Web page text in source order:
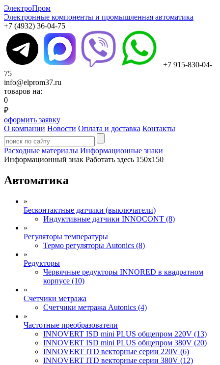
ЭлектроПром
Электронные компоненты и промышленная автоматика
+7 (4932) 36-04-75
+7 915-830-04-
75
info@elprom37.ru
товаров на:
0
₽
оформить заявку
О компании Новости Оплата и доставка Контакты
Расходные материалы Информационные знаки
Информационный знак Работать здесь 150х150
Автоматика
»
Бесконтактные датчики (выключатели)
Индуктивные датчики INNOCONT (8)
»
Регуляторы температуры
Термо регуляторы Autonics (8)
»
Редукторы
Червячные редукторы INNORED в квадратном
корпусе (10)
»
Счетчики метража
Счетчики метража Autonics (4)
»
Частотные преобразователи
INNOVERT ISD mini PLUS общепром 220V (13)
INNOVERT ISD mini PLUS общепром 380V (20)
INNOVERT ITD векторные серии 220V (6)
INNOVERT ITD векторные серии 380V (12)